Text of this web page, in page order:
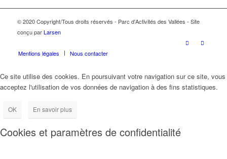
© 2020 Copyright/Tous droits réservés - Parc d'Activités des Vallées - Site
conçu parLarsen
Mentions légales Nous contacter
Ce site utilise des cookies. En poursuivant votre navigation sur ce site, vous
acceptez l'utilisation de vos données de navigation à des fins statistiques.
OK En savoir plus
Cookies et paramètres de confidentialité